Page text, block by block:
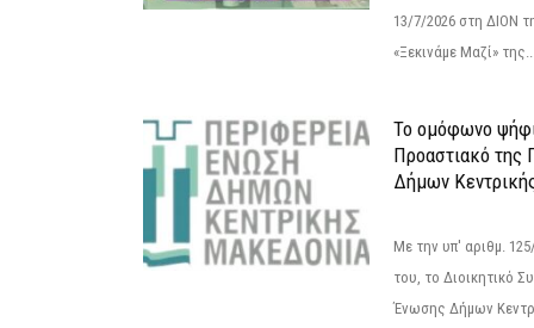
13/7/2026 στη ΔΙΟΝ
«Ξεκινάμε Μαζί»
Το ομόφωνο
Προαστιακό της
Δήμων
Με την υπ' αριθμ.
του, το Διοικητικό
Ένωσης Δήμων